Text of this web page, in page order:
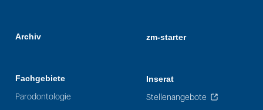
Archiv
Fachgebiete
Parodontologie
zm-starter
Inserat
Stellenangebote